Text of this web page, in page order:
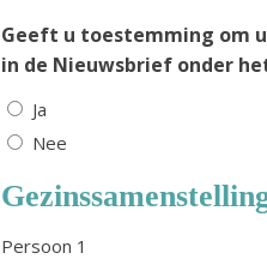
Geeft u toestemming om
in de Nieuwsbrief onder
Ja
Nee
Persoon 1